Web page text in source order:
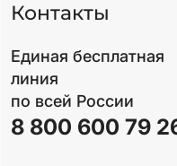
Контакты
Единая бесплатная
линия
по всей России
8 800 600 79